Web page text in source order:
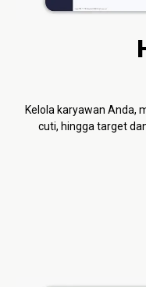
Kelola karyawan Anda,
cuti, hingga target